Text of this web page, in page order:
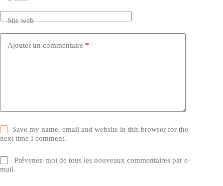
Site web
Ajouter un commentaire *
Save my name, email and website in this browser for the
next time I comment.
Prévenez-moi de tous les nouveaux commentaires par e-
mail.